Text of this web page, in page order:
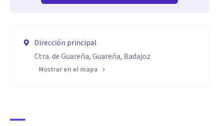
Dirección principal
Ctra. de Guareña, Guareña, Badajoz
Mostrar en el mapa